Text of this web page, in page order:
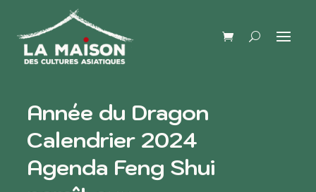
Année du Dragon
Calendrier 2024
Agenda Feng Shui